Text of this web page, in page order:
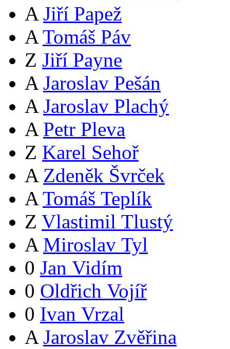
A Jiří Papež
A Tomáš Páv
Z Jiří Payne
A Jaroslav Pešán
A Jaroslav Plachý
A Petr Pleva
Z Karel Sehoř
A Zdeněk Švrček
A Tomáš Teplík
Z Vlastimil Tlustý
A Miroslav Tyl
0 Jan Vidím
0 Oldřich Vojíř
0 Ivan Vrzal
A Jaroslav Zvěřina